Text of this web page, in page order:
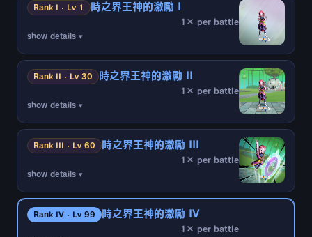
Rank I · Lv 1 時之界王神的激勵 I
1× per battle
show details ▾
▼效果對象
隊伍無法戰鬥時（1次）
○隊伍替換時的待命時間縮短1秒（20秒）
此外，敵方編組2名以上
○隊伍替換時的待命時間縮短1秒（20秒）
Rank II · Lv 30 時之界王神的激勵 II
1× per battle
show details ▾
▼效果對象
隊伍無法戰鬥時（1次）
Rank III · Lv 60 時之界王神的激勵 III
1× per battle
show details ▾
▼效果對象
Rank IV · Lv 99 時之界王神的激勵 IV
1× per battle